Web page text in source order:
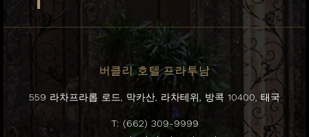
버클리 호텔 프라투남
559 라차프라롭 로드, 막카산, 라차테위, 방콕 10400, 태국
T: (662) 309-9999